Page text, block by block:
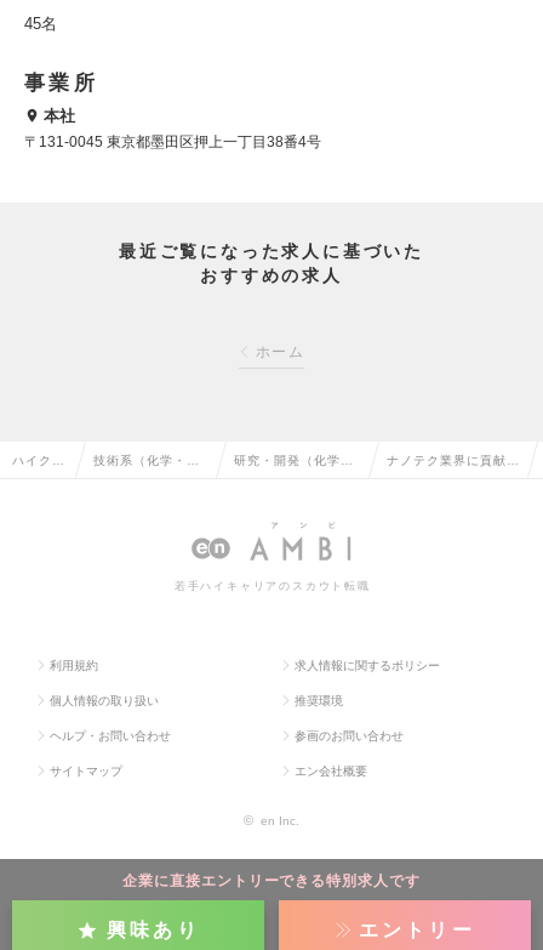
45名
事業所
本社
〒131-0045 東京都墨田区押上一丁目38番4号
最近ご覧になった求人に基づいた
おすすめの求人
ホーム
企業に直接エントリーできる特別求人です
興味あり エントリー
ハイクラ 技術系（化学・素 研究・開発（化学・
の転職
ナノテク業界に貢献す
若手ハイキャリアのスカウト転職
利用規約 求人情報に関するポリシー
個人情報の取り扱い 推奨環境
ヘルプ・お問い合わせ 参画のお問い合わせ
サイトマップ エン会社概要
© en Inc.